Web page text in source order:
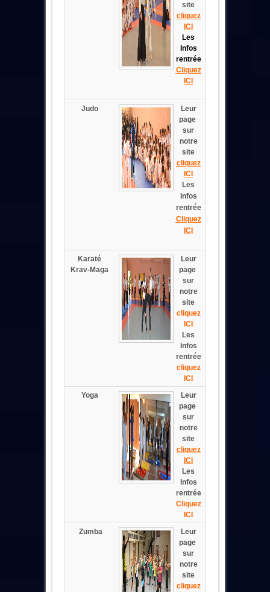
site
cliquez
ICI
Les
Infos
rentrée
Cliquez
ICI
Judo
Leur
page
sur
notre
site
cliquez
ICI
Les
Infos
rentrée
Cliquez
ICI
Karaté
Krav-Maga
Leur
page
sur
notre
site
cliquez
ICI
Les
Infos
rentrée
cliquez
ICI
Yoga
Leur
page
sur
notre
site
cliquez
ICI
Les
Infos
rentrée
Cliquez
ICI
Zumba
Leur
page
sur
notre
site
cliquez